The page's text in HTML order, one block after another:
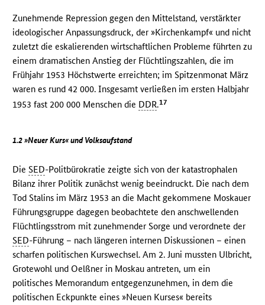
Zunehmende Repression gegen den Mittelstand, verstärkter
ideologischer Anpassungsdruck, der »Kirchenkampf« und nicht
zuletzt die eskalierenden wirtschaftlichen Probleme führten zu
einem dramatischen Anstieg der Flüchtlingszahlen, die im
Frühjahr 1953 Höchstwerte erreichten; im Spitzenmonat März
waren es rund 42 000. Insgesamt verließen im ersten Halbjahr
1953 fast 200 000 Menschen die DDR.17
1.2 »Neuer Kurs« und Volksaufstand
DieSED-Politbürokratie zeigte sich von der katastrophalen
Bilanz ihrer Politik zunächst wenig beeindruckt. Die nach dem
Tod Stalins im März 1953 an die Macht gekommene Moskauer
Führungsgruppe dagegen beobachtete den anschwellenden
Flüchtlingsstrom mit zunehmender Sorge und verordnete der
SED-Führung – nach längeren internen Diskussionen – einen
scharfen politischen Kurswechsel. Am 2. Juni mussten Ulbricht,
Grotewohl und Oelßner in Moskau antreten, um ein
politisches Memorandum entgegenzunehmen, in dem die
politischen Eckpunkte eines »Neuen Kurses« bereits